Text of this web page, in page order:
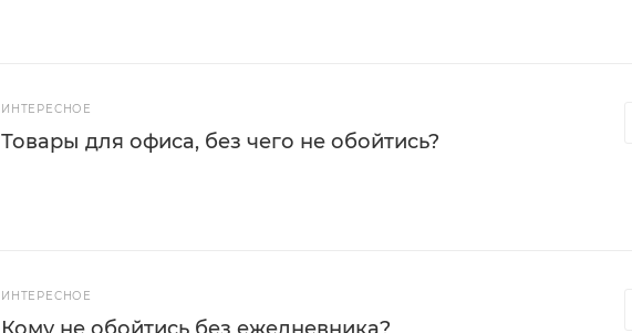
ИНТЕРЕСНОЕ
Товары для офиса, без чего не обойтись?
ИНТЕРЕСНОЕ